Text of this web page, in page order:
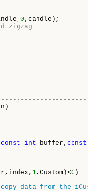
0 ,candle);
zigzag
const int buffer, const
1,Custom)<0 )
data from the